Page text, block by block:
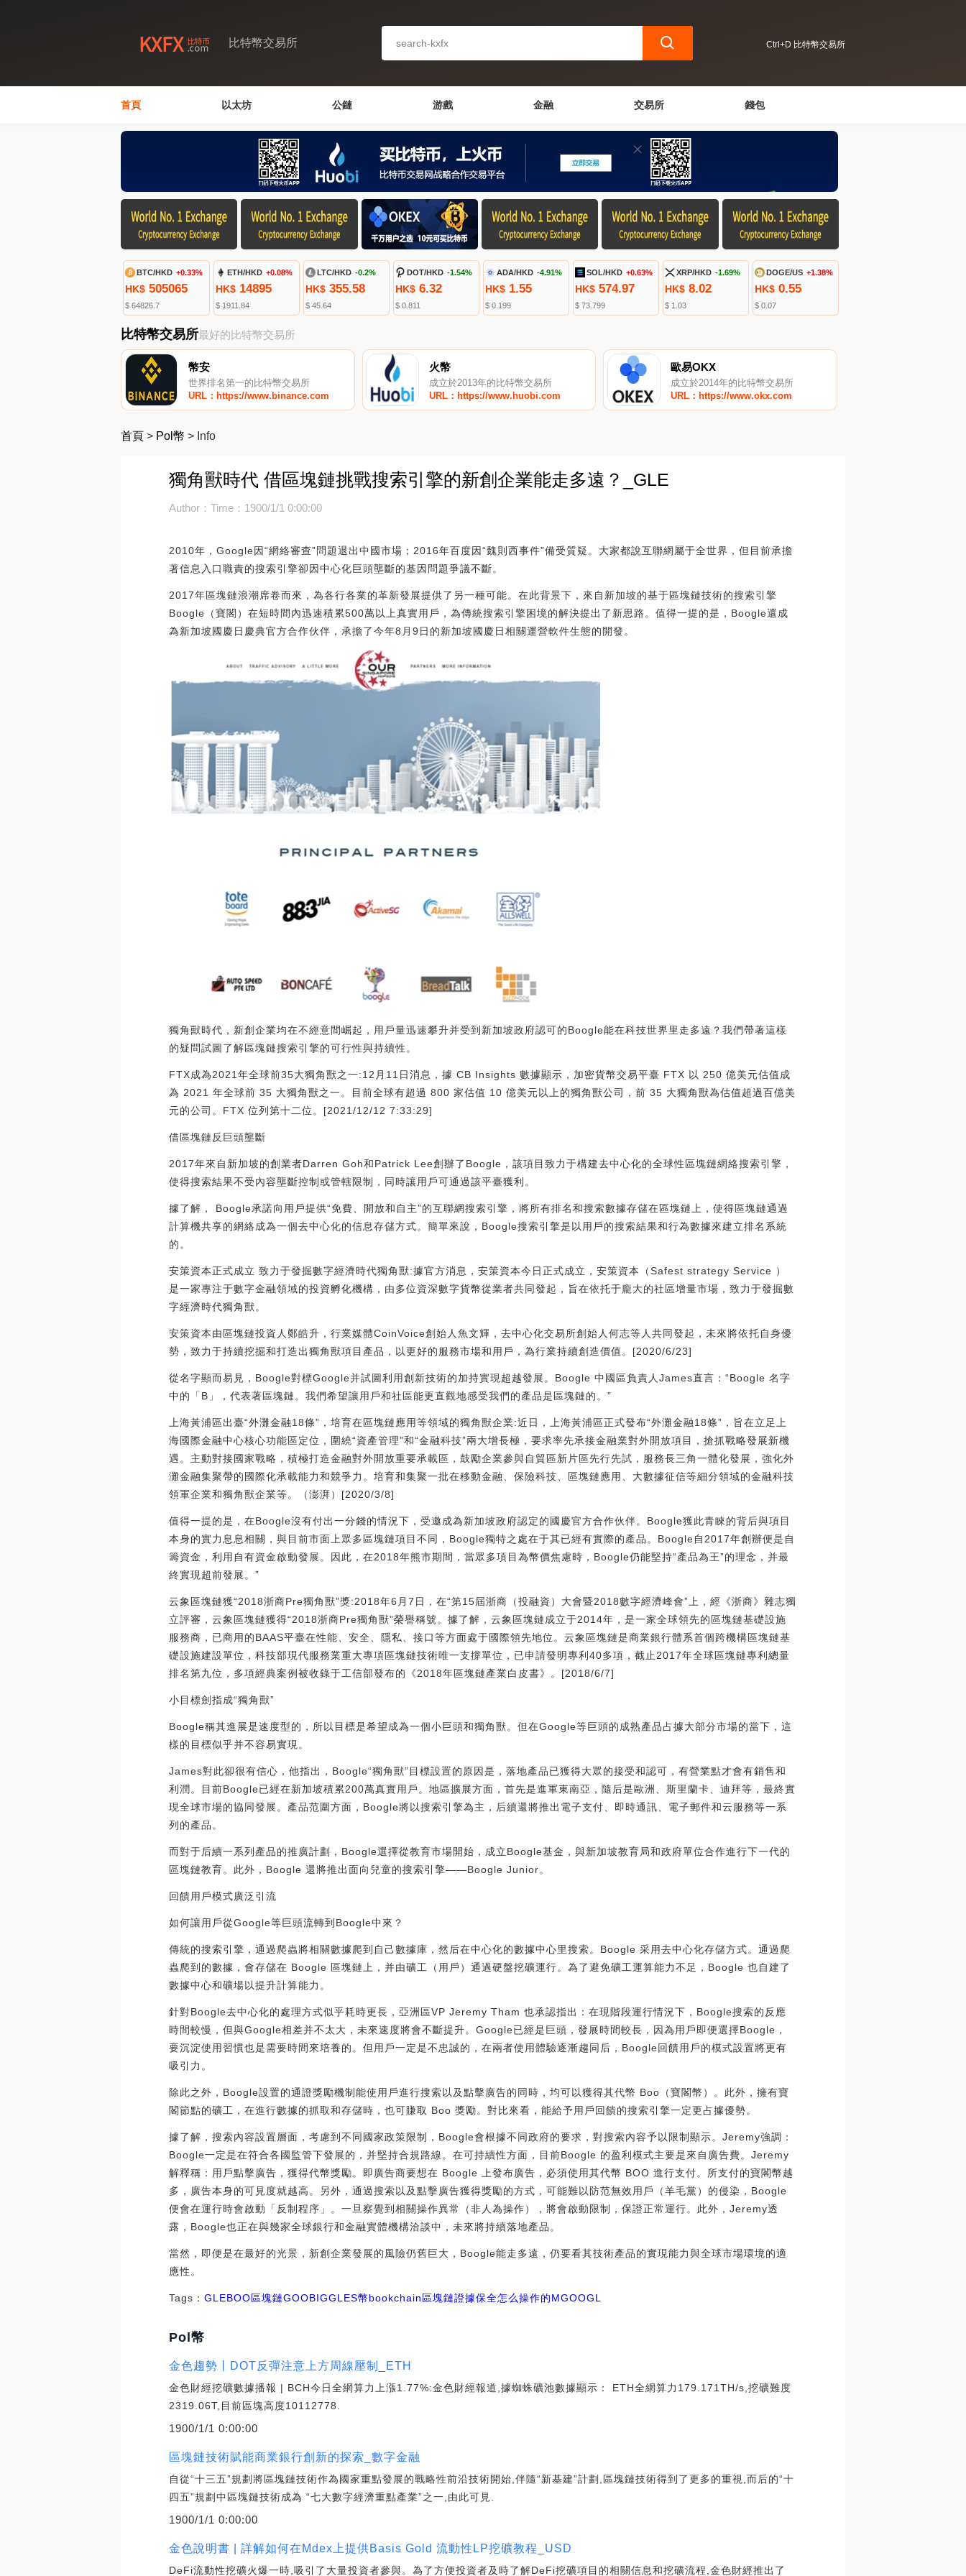
比特幣交易所 Ctrl+D 比特幣交易所
首頁 以太坊 公鏈 游戲 金融 交易所 錢包
BTC/HKD +0.33%
HK$ 505065
$ 64826.7
ETH/HKD +0.08%
HK$14895
$ 1911.84
LTC/HKD -0.2%
HK$355.58
$ 45.64
DOT/HKD -1.54%
HK$6.32
$ 0.811
ADA/HKD -4.91%
HK$1.55
$ 0.199
SOL/HKD +0.63%
HK$ 574.97
$ 73.799
XRP/HKD -1.69%
HK$ 8.02
$ 1.03
DOGE/US +1.38%
HK$ 0.55
$ 0.07
比特幣交易所最好的比特幣交易所
幣安
世界排名第一的比特幣交易所
URL：https://www.binance.com
火幣
成立於2013年的比特幣交易所
URL：https://www.huobi.com
歐易OKX
成立於2014年的比特幣交易所
URL：https://www.okx.com
首頁 > Pol幣 > Info
獨角獸時代 借區塊鏈挑戰搜索引擎的新創企業能走多遠？_GLE
Author：Time：1900/1/1 0:00:00
2010年，Google因“網絡審查”問題退出中國市場；2016年百度因“魏則西事件”備受質疑。大家都說互聯網屬于全世界，但目前承擔
著信息入口職責的搜索引擎卻因中心化巨頭壟斷的基因問題爭議不斷。
2017年區塊鏈浪潮席卷而來，為各行各業的革新發展提供了另一種可能。在此背景下，來自新加坡的基于區塊鏈技術的搜索引擎
Boogle（寶閣）在短時間內迅速積累500萬以上真實用戶，為傳統搜索引擎困境的解決提出了新思路。值得一提的是，Boogle還成
為新加坡國慶日慶典官方合作伙伴，承擔了今年8月9日的新加坡國慶日相關運營軟件生態的開發。
獨角獸時代，新創企業均在不經意間崛起，用戶量迅速攀升并受到新加坡政府認可的Boogle能在科技世界里走多遠？我們帶著這樣
的疑問試圖了解區塊鏈搜索引擎的可行性與持續性。
FTX成為2021年全球前35大獨角獸之一:12月11日消息，據 CB Insights 數據顯示，加密貨幣交易平臺 FTX 以 250 億美元估值成
為 2021 年全球前 35 大獨角獸之一。目前全球有超過 800 家估值 10 億美元以上的獨角獸公司，前 35 大獨角獸為估值超過百億美
元的公司。FTX 位列第十二位。[2021/12/12 7:33:29]
借區塊鏈反巨頭壟斷
2017年來自新加坡的創業者Darren Goh和Patrick Lee創辦了Boogle，該項目致力于構建去中心化的全球性區塊鏈網絡搜索引擎，
使得搜索結果不受內容壟斷控制或管轄限制，同時讓用戶可通過該平臺獲利。
據了解， Boogle承諾向用戶提供“免費、開放和自主”的互聯網搜索引擎，將所有排名和搜索數據存儲在區塊鏈上，使得區塊鏈通過
計算機共享的網絡成為一個去中心化的信息存儲方式。簡單來說，Boogle搜索引擎是以用戶的搜索結果和行為數據來建立排名系統
的。
安策資本正式成立 致力于發掘數字經濟時代獨角獸:據官方消息，安策資本今日正式成立，安策資本（Safest strategy Service ）
是一家專注于數字金融領域的投資孵化機構，由多位資深數字貨幣從業者共同發起，旨在依托于龐大的社區增量市場，致力于發掘數
字經濟時代獨角獸。
安策資本由區塊鏈投資人鄭皓升，行業媒體CoinVoice創始人魚文輝，去中心化交易所創始人何志等人共同發起，未來將依托自身優
勢，致力于持續挖掘和打造出獨角獸項目產品，以更好的服務市場和用戶，為行業持續創造價值。[2020/6/23]
從名字顯而易見，Boogle對標Google并試圖利用創新技術的加持實現超越發展。Boogle 中國區負責人James直言：“Boogle 名字
中的「B」，代表著區塊鏈。我們希望讓用戶和社區能更直觀地感受我們的產品是區塊鏈的。”
上海黃浦區出臺“外灘金融18條”，培育在區塊鏈應用等領域的獨角獸企業:近日，上海黃浦區正式發布“外灘金融18條”，旨在立足上
海國際金融中心核心功能區定位，圍繞“資產管理”和“金融科技”兩大增長極，要求率先承接金融業對外開放項目，搶抓戰略發展新機
遇。主動對接國家戰略，積極打造金融對外開放重要承載區，鼓勵企業參與自貿區新片區先行先試，服務長三角一體化發展，強化外
灘金融集聚帶的國際化承載能力和競爭力。培育和集聚一批在移動金融、保險科技、區塊鏈應用、大數據征信等細分領域的金融科技
領軍企業和獨角獸企業等。（澎湃）[2020/3/8]
值得一提的是，在Boogle沒有付出一分錢的情況下，受邀成為新加坡政府認定的國慶官方合作伙伴。Boogle獲此青睞的背后與項目
本身的實力息息相關，與目前市面上眾多區塊鏈項目不同，Boogle獨特之處在于其已經有實際的產品。Boogle自2017年創辦便是自
籌資金，利用自有資金啟動發展。因此，在2018年熊市期間，當眾多項目為幣價焦慮時，Boogle仍能堅持“產品為王”的理念，并最
終實現超前發展。”
云象區塊鏈獲“2018浙商Pre獨角獸”獎:2018年6月7日，在“第15屆浙商（投融資）大會暨2018數字經濟峰會”上，經《浙商》雜志獨
立評審，云象區塊鏈獲得“2018浙商Pre獨角獸”榮譽稱號。據了解，云象區塊鏈成立于2014年，是一家全球領先的區塊鏈基礎設施
服務商，已商用的BAAS平臺在性能、安全、隱私、接口等方面處于國際領先地位。云象區塊鏈是商業銀行體系首個跨機構區塊鏈基
礎設施建設單位，科技部現代服務業重大專項區塊鏈技術唯一支撐單位，已申請發明專利40多項，截止2017年全球區塊鏈專利總量
排名第九位，多項經典案例被收錄于工信部發布的《2018年區塊鏈產業白皮書》。[2018/6/7]
小目標劍指成“獨角獸”
Boogle稱其進展是速度型的，所以目標是希望成為一個小巨頭和獨角獸。但在Google等巨頭的成熟產品占據大部分市場的當下，這
樣的目標似乎并不容易實現。
James對此卻很有信心，他指出，Boogle“獨角獸”目標設置的原因是，落地產品已獲得大眾的接受和認可，有營業點才會有銷售和
利潤。目前Boogle已經在新加坡積累200萬真實用戶。地區擴展方面，首先是進軍東南亞，隨后是歐洲、斯里蘭卡、迪拜等，最終實
現全球市場的協同發展。產品范圍方面，Boogle將以搜索引擎為主，后續還將推出電子支付、即時通訊、電子郵件和云服務等一系
列的產品。
而對于后續一系列產品的推廣計劃，Boogle選擇從教育市場開始，成立Boogle基金，與新加坡教育局和政府單位合作進行下一代的
區塊鏈教育。此外，Boogle 還將推出面向兒童的搜索引擎——Boogle Junior。
回饋用戶模式廣泛引流
如何讓用戶從Google等巨頭流轉到Boogle中來？
傳統的搜索引擎，通過爬蟲將相關數據爬到自己數據庫，然后在中心化的數據中心里搜索。Boogle 采用去中心化存儲方式。通過爬
蟲爬到的數據，會存儲在 Boogle 區塊鏈上，并由礦工（用戶）通過硬盤挖礦運行。為了避免礦工運算能力不足，Boogle 也自建了
數據中心和礦場以提升計算能力。
針對Boogle去中心化的處理方式似乎耗時更長，亞洲區VP Jeremy Tham 也承認指出：在現階段運行情況下，Boogle搜索的反應
時間較慢，但與Google相差并不太大，未來速度將會不斷提升。Google已經是巨頭，發展時間較長，因為用戶即便選擇Boogle，
要沉淀使用習慣也是需要時間來培養的。但用戶一定是不忠誠的，在兩者使用體驗逐漸趨同后，Boogle回饋用戶的模式設置將更有
吸引力。
除此之外，Boogle設置的通證獎勵機制能使用戶進行搜索以及點擊廣告的同時，均可以獲得其代幣 Boo（寶閣幣）。此外，擁有寶
閣節點的礦工，在進行數據的抓取和存儲時，也可賺取 Boo 獎勵。對比來看，能給予用戶回饋的搜索引擎一定更占據優勢。
據了解，搜索內容設置層面，考慮到不同國家政策限制，Boogle會根據不同政府的要求，對搜索內容予以限制顯示。Jeremy強調：
Boogle一定是在符合各國監管下發展的，并堅持合規路線。在可持續性方面，目前Boogle 的盈利模式主要是來自廣告費。Jeremy
解釋稱：用戶點擊廣告，獲得代幣獎勵。即廣告商要想在 Boogle 上發布廣告，必須使用其代幣 BOO 進行支付。所支付的寶閣幣越
多，廣告本身的可見度就越高。另外，通過搜索以及點擊廣告獲得獎勵的方式，可能難以防范無效用戶（羊毛黨）的侵染，Boogle
便會在運行時會啟動「反制程序」。一旦察覺到相關操作異常（非人為操作），將會啟動限制，保證正常運行。此外，Jeremy透
露，Boogle也正在與幾家全球銀行和金融實體機構洽談中，未來將持續落地產品。
當然，即便是在最好的光景，新創企業發展的風險仍舊巨大，Boogle能走多遠，仍要看其技術產品的實現能力與全球市場環境的適
應性。
Tags：GLEBOO區塊鏈GOOBIGGLES幣bookchain 區塊鏈證據保全怎么操作的MGOOGL
Pol幣
金色趨勢丨DOT反彈注意上方周線壓制_ETH
金色財經挖礦數據播報 | BCH今日全網算力上漲1.77%:金色財經報道,據蜘蛛礦池數據顯示： ETH全網算力179.171TH/s,挖礦難度
2319.06T,目前區塊高度10112778.
1900/1/1 0:00:00
區塊鏈技術賦能商業銀行創新的探索_數字金融
自從“十三五”規劃將區塊鏈技術作為國家重點發展的戰略性前沿技術開始,伴隨“新基建”計劃,區塊鏈技術得到了更多的重視,而后的“十
四五”規劃中區塊鏈技術成為 “七大數字經濟重點產業”之一,由此可見.
1900/1/1 0:00:00
金色說明書 | 詳解如何在Mdex上提供Basis Gold 流動性LP挖礦教程_USD
DeFi流動性挖礦火爆一時,吸引了大量投資者參與。為了方便投資者及時了解DeFi挖礦項目的相關信息和挖礦流程,金色財經推出了